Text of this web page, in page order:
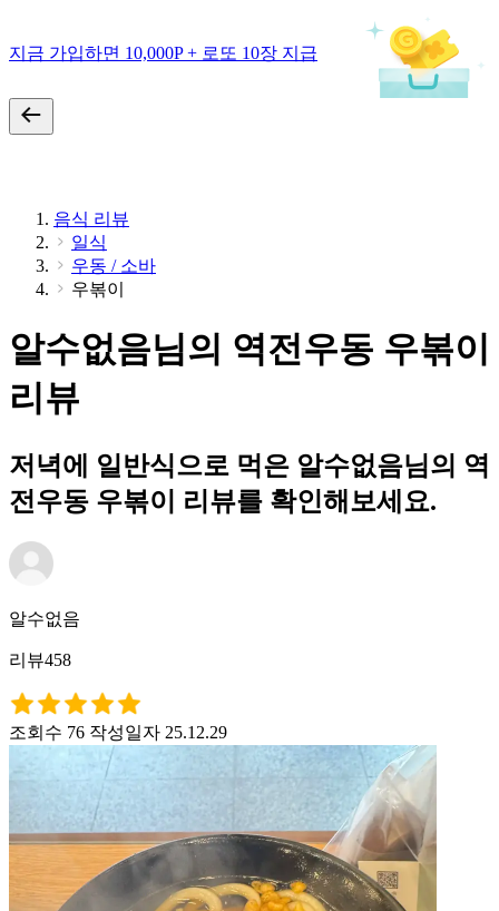
지금 가입하면 10,000P + 로또 10장 지급
음식 리뷰
일식
우동 / 소바
우볶이
알수없음님의 역전우동 우볶이
리뷰
저녁에 일반식으로 먹은 알수없음님의 역
전우동 우볶이 리뷰를 확인해보세요.
알수없음
리뷰458
조회수 76 작성일자 25.12.29